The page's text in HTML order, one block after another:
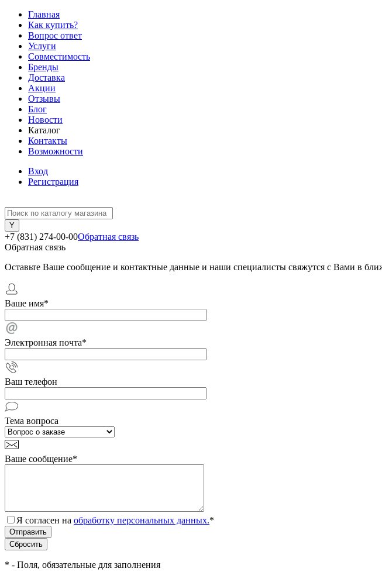
Главная
Как купить?
Вопрос ответ
Услуги
Совместимость
Бренды
Доставка
Акции
Отзывы
Блог
Новости
Каталог
Контакты
Возможности
Вход
Регистрация
+7 (831) 274-00-00Обратная связь
Обратная связь
Оставьте Ваше сообщение и контактные данные и наши специалисты свяжутся с Вами в
Ваше имя*
Электронная почта*
Ваш телефон
Тема вопроса
Ваше сообщение*
Я согласен на обработку персональных данных.*
* - Поля, обязательные для заполнения